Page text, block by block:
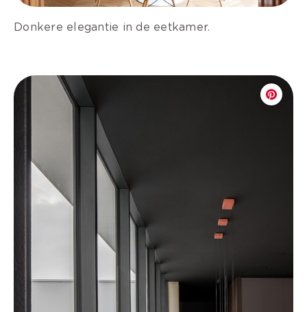
Donkere elegantie in de eetkamer.